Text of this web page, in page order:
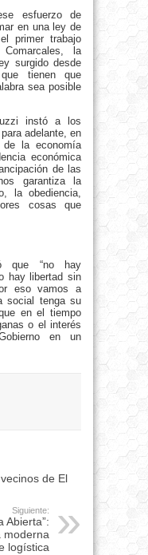
esfuerzo de
en una ley de
primer trabajo
la
surgido desde
tienen que
sea posible
instó a los
adelante, en
la economía
económica
de las
garantiza la
la obediencia,
cosas que
que “no hay
hay libertad sin
eso vamos a
social tenga su
en el tiempo
o el interés
en un
de El
Siguiente:
Abierta”:
moderna
logística